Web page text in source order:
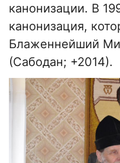
канонизации. В
канонизация,
Блаженнейший
(Сабодан; +2014).